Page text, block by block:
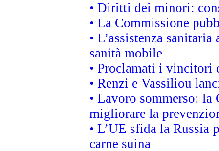
• Diritti dei minori:
• La Commissione
• L’assistenza
sanità mobile
• Proclamati i vincitori
• Renzi e Vassiliou
• Lavoro sommerso: la
migliorare la
• L’UE sfida la
carne suina